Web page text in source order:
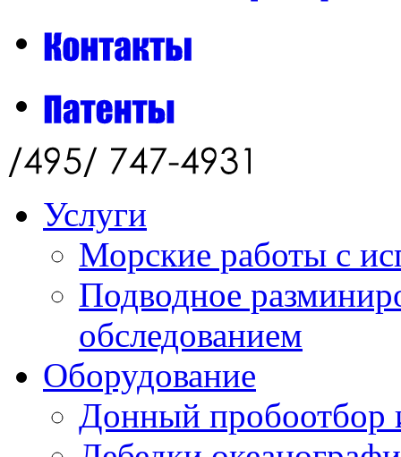
Услуги
Морские работы с
Подводное
обследованием
Оборудование
Донный пробоотбор